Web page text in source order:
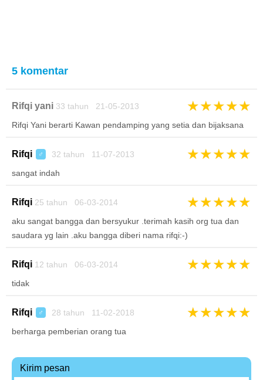
5 komentar
Rifqi yani 33 tahun 21-05-2013 ★★★★★
Rifqi Yani berarti Kawan pendamping yang setia dan bijaksana
Rifqi ♂ 32 tahun 11-07-2013 ★★★★★
sangat indah
Rifqi 25 tahun 06-03-2014 ★★★★★
aku sangat bangga dan bersyukur .terimah kasih org tua dan
saudara yg lain .aku bangga diberi nama rifqi:-)
Rifqi 12 tahun 06-03-2014 ★★★★★
tidak
Rifqi ♂ 28 tahun 11-02-2018 ★★★★★
berharga pemberian orang tua
Kirim pesan